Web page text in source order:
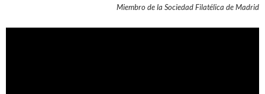
Miembro de la Sociedad Filatélica de Madrid